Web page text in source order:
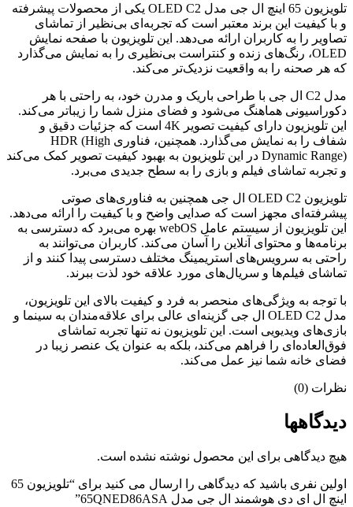
تلویزیون 65 اینچ ال جی مدل OLED C2 یکی از محصولات پیشرفته
و با کیفیت این برند معتبر است که تجربه‌ای بی‌نظیر از تماشای
تصاویر را به کاربران ارائه می‌دهد. این تلویزیون با صفحه نمایش
OLED، رنگ‌های زنده و کنتراست بی‌نظیری را به نمایش می‌گذارد
که هر صحنه را به واقعیت نزدیک‌تر می‌کند.
مدل C2 ال جی با طراحی باریک و مدرن خود، به راحتی با هر
دکوراسیونی هماهنگ می‌شود و فضای منزل شما را زیباتر می‌کند.
این تلویزیون دارای کیفیت تصویر 4K است که جزئیات دقیق و
شفاف را به نمایش می‌گذارد. همچنین، فناوری HDR (High
Dynamic Range) در این تلویزیون به بهبود کیفیت تصویر کمک می‌کند
و تجربه تماشای فیلم و بازی را به سطح جدیدی می‌برد.
تلویزیون OLED C2 ال جی همچنین به فناوری‌های صوتی
پیشرفته‌ای مجهز است که صدایی واضح و با کیفیت را ارائه می‌دهد.
این تلویزیون از سیستم عامل webOS بهره می‌برد که دسترسی به
برنامه‌ها و محتوای آنلاین را آسان می‌کند. کاربران می‌توانند به
راحتی به سرویس‌های استریمینگ مختلف دسترسی پیدا کنند و از
تماشای فیلم‌ها و سریال‌های مورد علاقه خود لذت ببرند.
با توجه به ویژگی‌های منحصر به فرد و کیفیت بالای این تلویزیون،
مدل OLED C2 ال جی گزینه‌ای عالی برای علاقه‌مندان به سینما و
بازی‌های ویدیویی است. این تلویزیون نه تنها تجربه تماشای
فوق‌العاده‌ای را فراهم می‌کند، بلکه به عنوان یک عنصر زیبا در
فضای خانه شما نیز عمل می‌کند.
نظرات (0)
دیدگاهها
هیچ دیدگاهی برای این محصول نوشته نشده است.
اولین نفری باشید که دیدگاهی را ارسال می کنید برای “تلویزیون 65
اینچ ال ای دی هوشمند ال جی مدل 65QNED86ASA”